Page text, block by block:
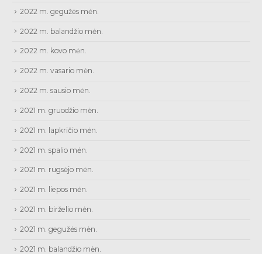
2022 m. gegužės mėn.
2022 m. balandžio mėn.
2022 m. kovo mėn.
2022 m. vasario mėn.
2022 m. sausio mėn.
2021 m. gruodžio mėn.
2021 m. lapkričio mėn.
2021 m. spalio mėn.
2021 m. rugsėjo mėn.
2021 m. liepos mėn.
2021 m. birželio mėn.
2021 m. gegužės mėn.
2021 m. balandžio mėn.